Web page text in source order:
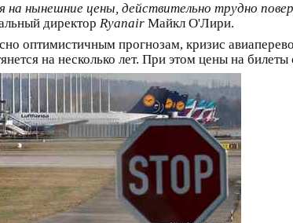
на нынешние цены, действительно трудно
директор Ryanair Майкл О'Лири.
оптимистичным прогнозам, кризис
на несколько лет. При этом цены на